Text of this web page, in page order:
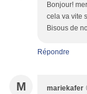
Bonjour!
cela va vite
Bisous de
Répondre
M mariekafer